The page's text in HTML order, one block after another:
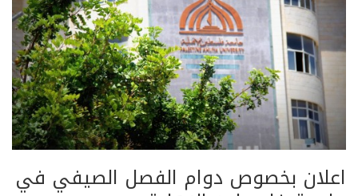
اعلان بخصوص دوام الفصل الصيفي في